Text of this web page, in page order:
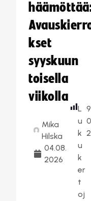
kset
syyskuun
toisella
viikolla
Mika
Hilska
04.08.
2026
L
u
k
u
k
er
t
oj
9
0
2